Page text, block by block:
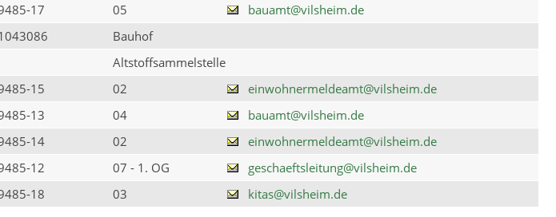
17 05
bauamt@vilsheim.de
Bauhof
Altstoffsammelstelle
15 02
einwohnermeldeamt@vilsheim.de
13 04
bauamt@vilsheim.de
14 02
einwohnermeldeamt@vilsheim.de
12 07 - 1. OG
geschaeftsleitung@vilsheim.de
18 03 kitas@vilsheim.de